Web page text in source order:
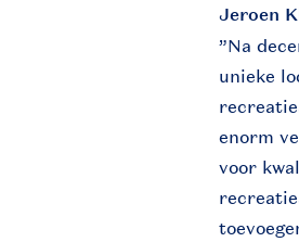
Jeroen
”Na
unieke
enorm
voor